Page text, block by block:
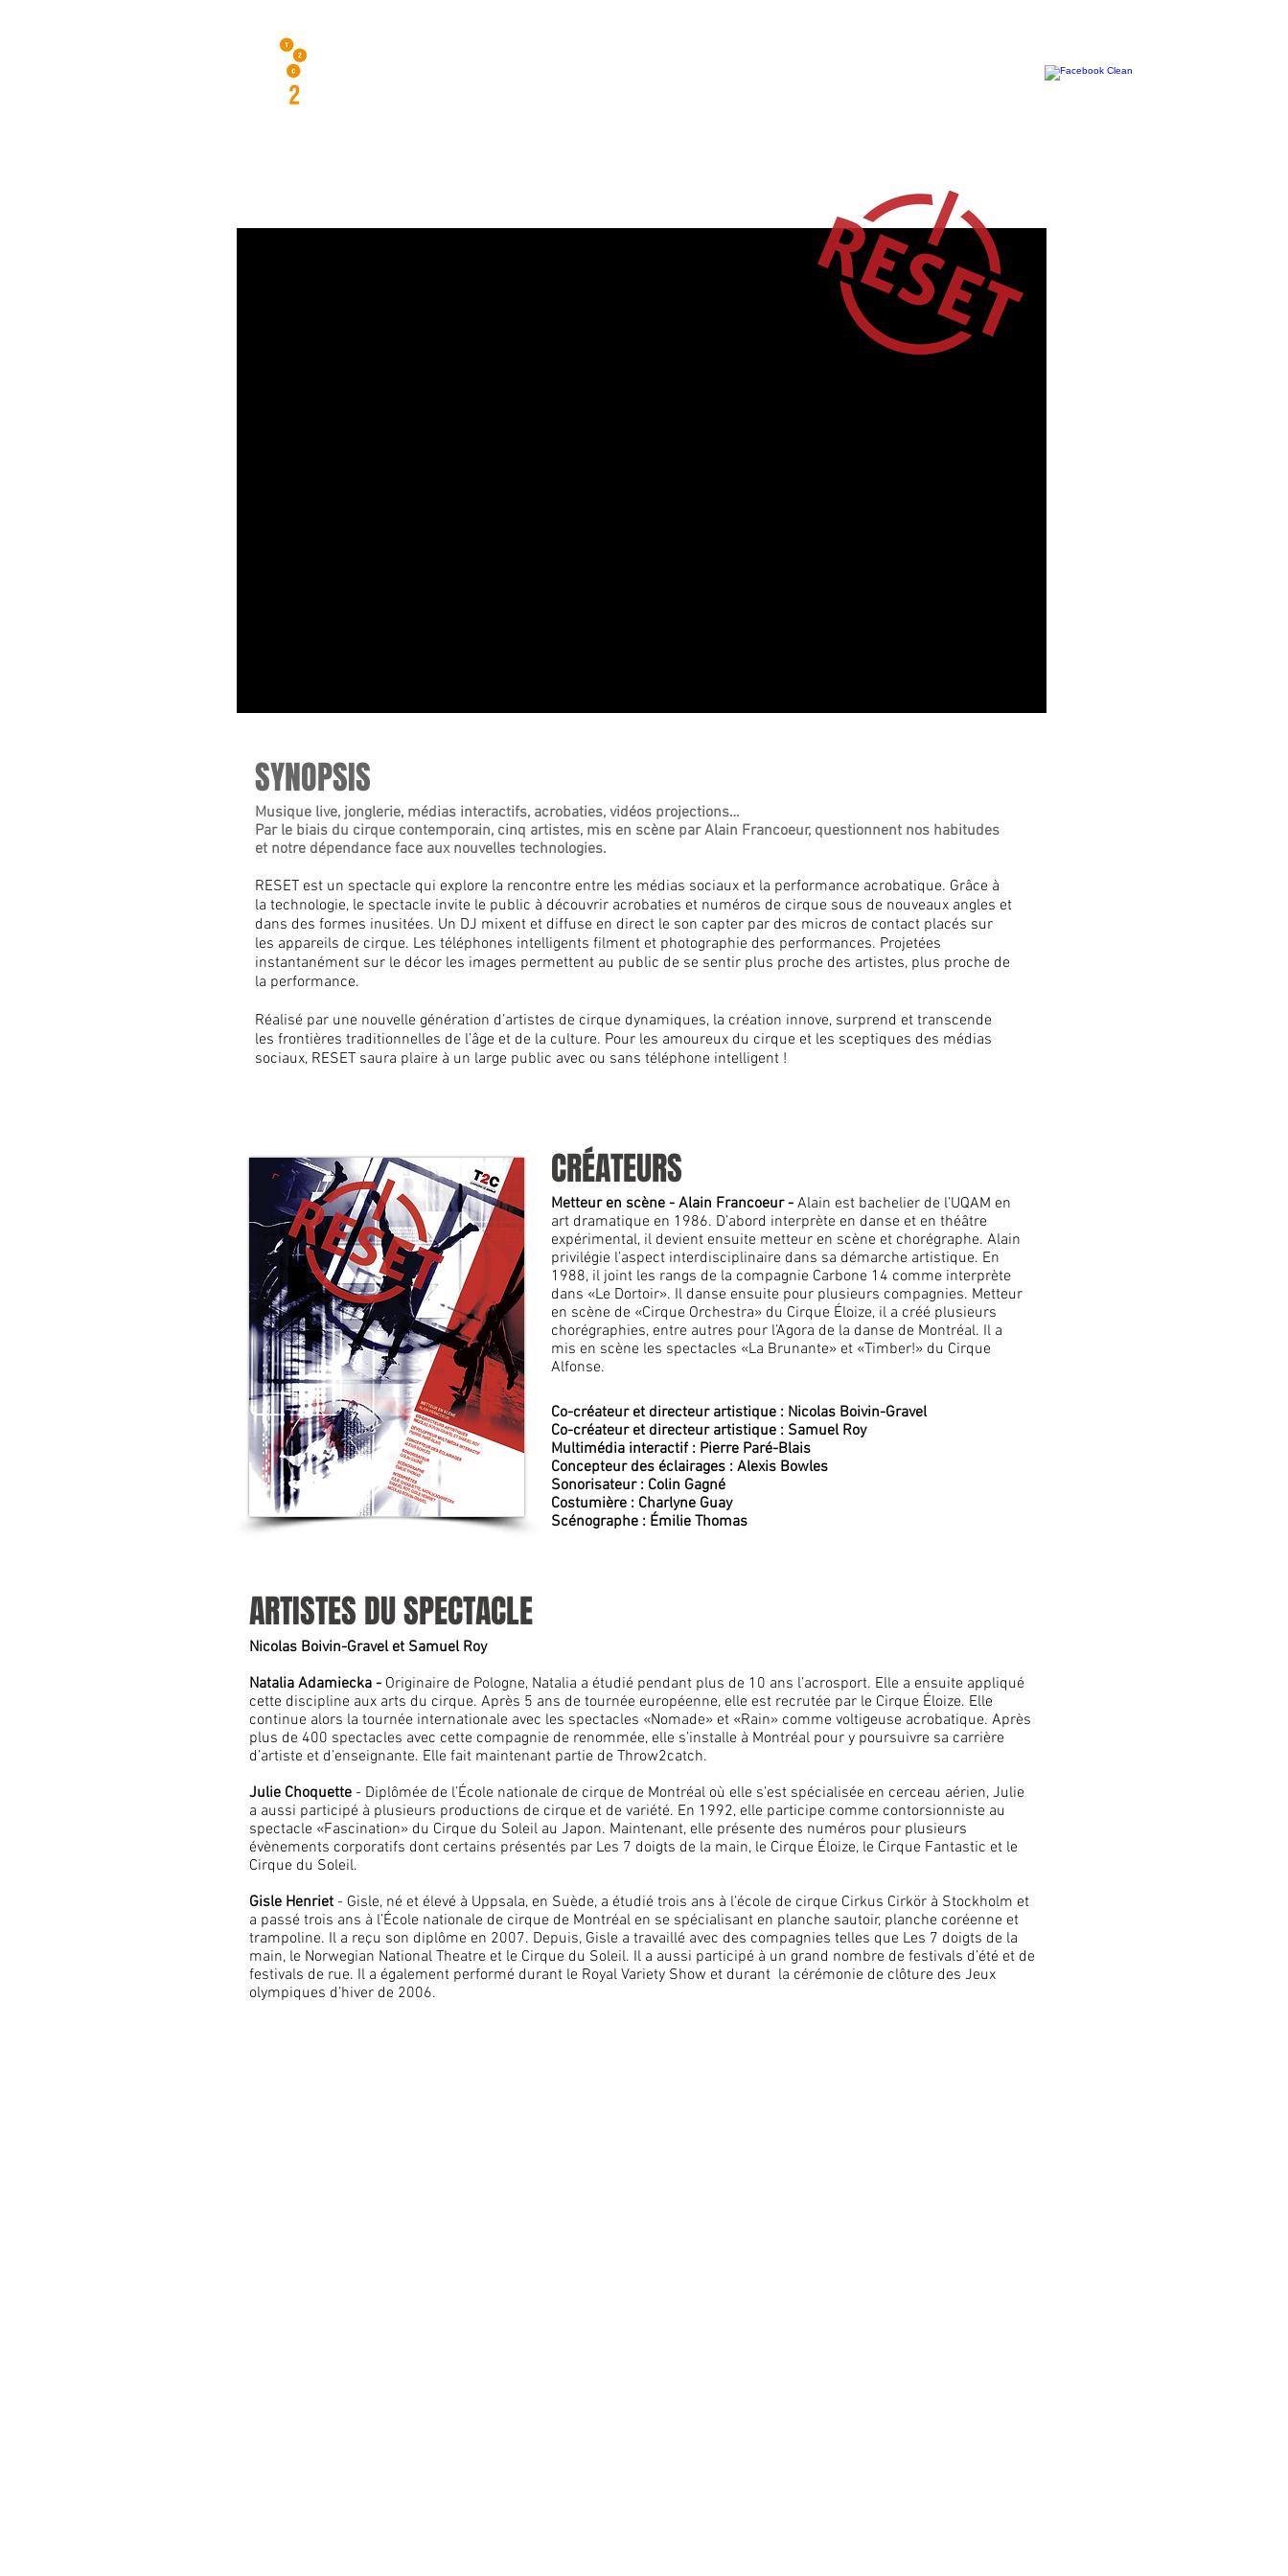
SYNOPSIS
Musique live, jonglerie, médias interactifs, acrobaties, vidéos projections…
Par le biais du cirque contemporain, cinq artistes, mis en scène par Alain Francoeur, questionnent nos habitudes
et notre dépendance face aux nouvelles technologies.
RESET est un spectacle qui explore la rencontre entre les médias sociaux et la performance acrobatique. Grâce à
la technologie, le spectacle invite le public à découvrir acrobaties et numéros de cirque sous de nouveaux angles et
dans des formes inusitées. Un DJ mixent et diffuse en direct le son capter par des micros de contact placés sur
les appareils de cirque. Les téléphones intelligents filment et photographie des performances. Projetées
instantanément sur le décor les images permettent au public de se sentir plus proche des artistes, plus proche de
la performance.
Réalisé par une nouvelle génération d’artistes de cirque dynamiques, la création innove, surprend et transcende
les frontières traditionnelles de l’âge et de la culture. Pour les amoureux du cirque et les sceptiques des médias
sociaux, RESET saura plaire à un large public avec ou sans téléphone intelligent !
CRÉATEURS
Metteur en scène - Alain Francoeur - Alain est bachelier de l’UQAM en
art dramatique en 1986. D’abord interprète en danse et en théâtre
expérimental, il devient ensuite metteur en scène et chorégraphe. Alain
privilégie l’aspect interdisciplinaire dans sa démarche artistique. En
1988, il joint les rangs de la compagnie Carbone 14 comme interprète
dans «Le Dortoir». Il danse ensuite pour plusieurs compagnies. Metteur
en scène de «Cirque Orchestra» du Cirque Éloize, il a créé plusieurs
chorégraphies, entre autres pour l’Agora de la danse de Montréal. Il a
mis en scène les spectacles «La Brunante» et «Timber!» du Cirque
Alfonse.
Co-créateur et directeur artistique : Nicolas Boivin-Gravel
Co-créateur et directeur artistique : Samuel Roy
Multimédia interactif : Pierre Paré-Blais
Concepteur des éclairages : Alexis Bowles
Sonorisateur : Colin Gagné
Costumière : Charlyne Guay
Scénographe : Émilie Thomas
ARTISTES DU SPECTACLE
Nicolas Boivin-Gravel et Samuel Roy
Natalia Adamiecka - Originaire de Pologne, Natalia a étudié pendant plus de 10 ans l’acrosport. Elle a ensuite appliqué
cette discipline aux arts du cirque. Après 5 ans de tournée européenne, elle est recrutée par le Cirque Éloize. Elle
continue alors la tournée internationale avec les spectacles «Nomade» et «Rain» comme voltigeuse acrobatique. Après
plus de 400 spectacles avec cette compagnie de renommée, elle s’installe à Montréal pour y poursuivre sa carrière
d’artiste et d’enseignante. Elle fait maintenant partie de Throw2catch.
Julie Choquette - Diplômée de l’École nationale de cirque de Montréal où elle s’est spécialisée en cerceau aérien, Julie
a aussi participé à plusieurs productions de cirque et de variété. En 1992, elle participe comme contorsionniste au
spectacle «Fascination» du Cirque du Soleil au Japon. Maintenant, elle présente des numéros pour plusieurs
évènements corporatifs dont certains présentés par Les 7 doigts de la main, le Cirque Éloize, le Cirque Fantastic et le
Cirque du Soleil.
Gisle Henriet - Gisle, né et élevé à Uppsala, en Suède, a étudié trois ans à l’école de cirque Cirkus Cirkör à Stockholm et
a passé trois ans à l’École nationale de cirque de Montréal en se spécialisant en planche sautoir, planche coréenne et
trampoline. Il a reçu son diplôme en 2007. Depuis, Gisle a travaillé avec des compagnies telles que Les 7 doigts de la
main, le Norwegian National Theatre et le Cirque du Soleil. Il a aussi participé à un grand nombre de festivals d’été et de
festivals de rue. Il a également performé durant le Royal Variety Show et durant la cérémonie de clôture des Jeux
olympiques d’hiver de 2006.